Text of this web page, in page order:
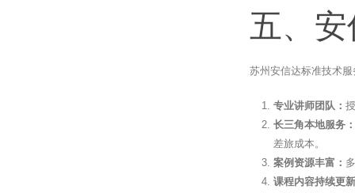
五、
苏州安信达标准技术
专业讲师团队：
长三角本地服务：
差旅成本。
案例资源丰富：
课程内容持续更